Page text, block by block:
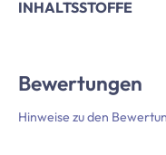
INHALTSSTOFFE
Bewertungen
Hinweise zu den